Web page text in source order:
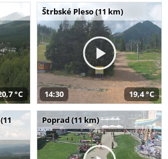
°C
Štrbské Pleso (11 km)
14:30 19,4 °C
Poprad (11 km)